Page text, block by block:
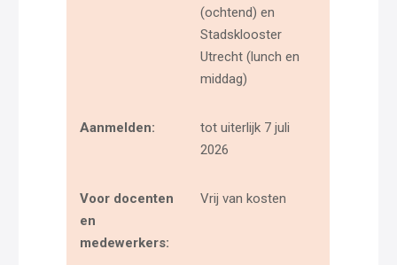
(ochtend) en
Stadsklooster
Utrecht (lunch en
middag)
Aanmelden:
tot uiterlijk 7 juli
2026
Voor docenten
en
medewerkers:
Vrij van kosten